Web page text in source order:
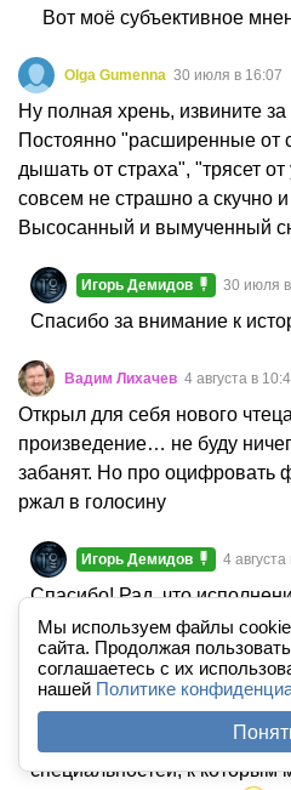
Мы используем файлы
сайта. Продолжая
соглашаетесь с их
нашей Политике
Вот моё субъективное
Olga Gumenna 30 июля в 16:07
Ну полная хрень, извините
Постоянно "расширенные от
дышать от страха", "трясет
совсем не страшно а скучно
Высосанный и вымученный
Игорь Демидов 30 июля
Спасибо за внимание к
Вадим Лихачев 4 августа в
Открыл для себя нового
произведение… не буду
забанят. Но про оцифровать
ржал в голосину
Игорь Демидов 4 августа
Спасибо! Рад, что
кстати, давняя работа.
качество звука еще
другие мои работы. Буду
По поводу оцифровки.
Очень много есть странных
специальностей, к